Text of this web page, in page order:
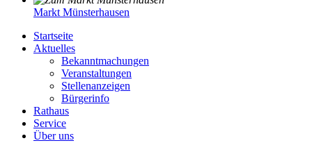
Markt Münsterhausen
Startseite
Aktuelles
Bekanntmachungen
Veranstaltungen
Stellenanzeigen
Bürgerinfo
Rathaus
Service
Über uns